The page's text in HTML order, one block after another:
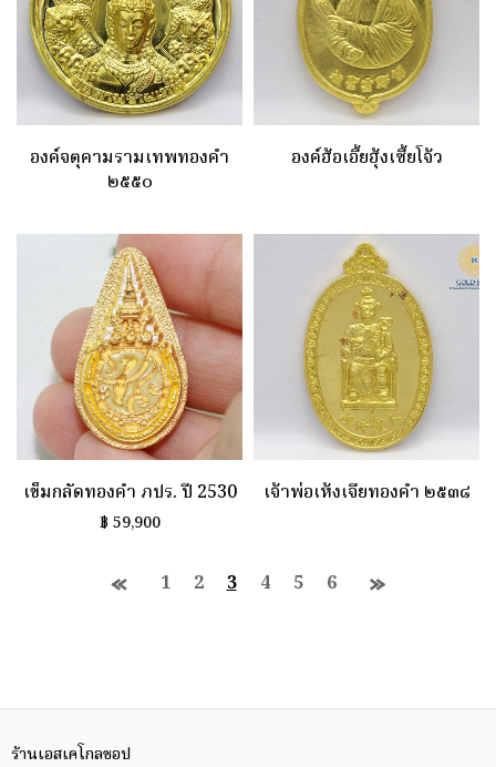
องค์จตุคามรามเทพทองคำ
๒๕๕๐
องค์ฮ้อเอี้ยฮุ้งเซี้ยโจ้ว
เข็มกลัดทองคำ ภปร. ปี 2530
฿ 59,900
เจ้าพ่อเห้งเจียทองคำ ๒๕๓๘
1 2 3 4 5 6
ร้านเอสเคโกลชอป